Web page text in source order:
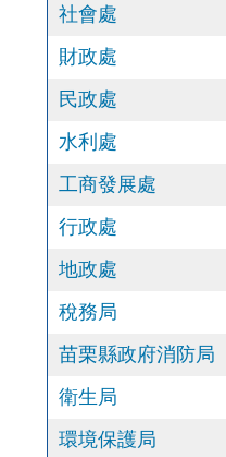
社會處
財政處
民政處
水利處
工商發展處
行政處
地政處
稅務局
苗栗縣政府消防局
衛生局
環境保護局